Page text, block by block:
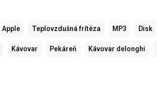
Apple Teplovzdušná frítéza MP3 Disk
Kávovar Pekáreň Kávovar delonghi